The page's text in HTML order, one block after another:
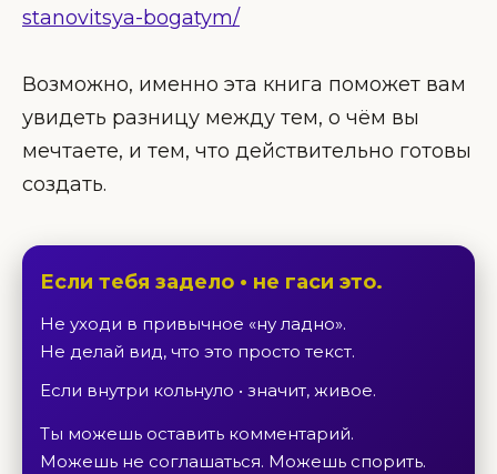
stanovitsya-bogatym/
Возможно, именно эта книга поможет вам
увидеть разницу между тем, о чём вы
мечтаете, и тем, что действительно готовы
создать.
Если тебя задело • не гаси это.
Не уходи в привычное «ну ладно».
Не делай вид, что это просто текст.
Если внутри кольнуло • значит, живое.
Ты можешь оставить комментарий.
Можешь не соглашаться. Можешь спорить.